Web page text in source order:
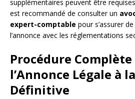
supplémentaires peuvent être
est recommandé de consulter un
expert-comptable pour s’assurer
l’annonce avec les réglementations
Procédure Complète
l’Annonce Légale à
Définitive